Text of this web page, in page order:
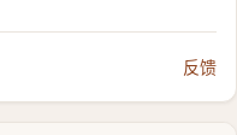
反馈